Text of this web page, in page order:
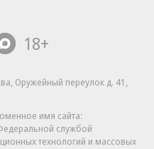
18+
Оружейный переулок д. 41,
имя сайта:
службой
технологий и массовых